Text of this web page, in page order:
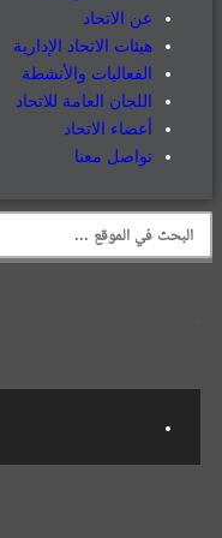
عن الاتحاد
هيئات الاتحاد الإدارية
الفعاليات والأنشطة
اللجان العامة للاتحاد
أعضاء الاتحاد
تواصل معنا